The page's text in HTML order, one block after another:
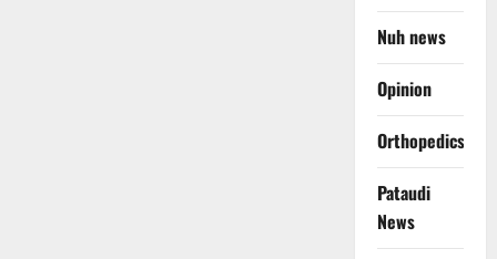
Nuh news
Opinion
Orthopedics
Pataudi
News